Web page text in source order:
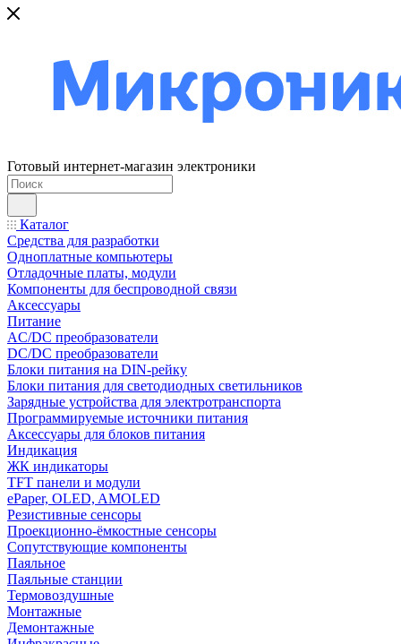
Готовый интернет-магазин электроники
Каталог
Средства для разработки
Одноплатные компьютеры
Отладочные платы, модули
Компоненты для беспроводной связи
Аксессуары
Питание
AC/DC преобразователи
DC/DC преобразователи
Блоки питания на DIN-рейку
Блоки питания для светодиодных светильников
Зарядные устройства для электротранспорта
Программируемые источники питания
Аксессуары для блоков питания
Индикация
ЖК индикаторы
TFT панели и модули
ePaper, OLED, AMOLED
Резистивные сенсоры
Проекционно-ёмкостные сенсоры
Сопутствующие компоненты
Паяльное
Паяльные станции
Термовоздушные
Монтажные
Демонтажные